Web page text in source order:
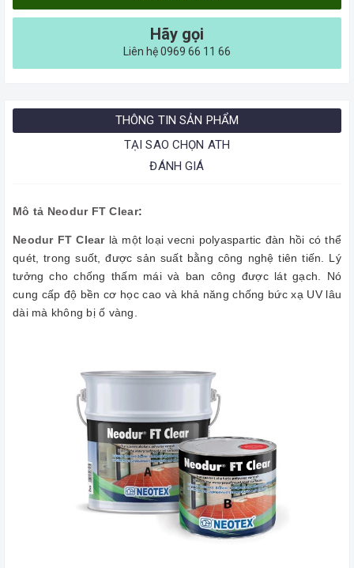
Hãy gọi
Liên hệ 0969 66 11 66
THÔNG TIN SẢN PHẨM
TẠI SAO CHỌN ATH
ĐÁNH GIÁ
Mô tả Neodur FT Clear:
Neodur FT Clearlà một loại vecni polyaspartic đàn hồi có thể
quét, trong suốt, được sản suất bằng công nghệ tiên tiến. Lý
tưởng cho chống thấm mái và ban công được lát gạch. Nó
cung cấp độ bền cơ học cao và khả năng chống bức xạ UV lâu
dài mà không bị ố vàng.